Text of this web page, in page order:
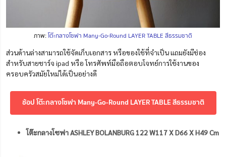
ภาพ:โต๊ะกลางโซฟา Many-Go-Round LAYER TABLE สีธรรมชาติ
ส่วนด้านล่างสามารถใช้จัดเก็บเอกสาร หรือของใช้ที่จำเป็น แถมยังมีช่อง
สำหรับสายชาร์จ ipad หรือ โทรศัพท์มือถือตอบโจทย์การใช้งานของ
ครอบครัวสมัยใหม่ได้เป็นอย่างดี
ช้อป โต๊ะกลางโซฟา Many-Go-Round LAYER TABLE สีธรรมชาติ
โต๊ะกลางโซฟา ASHLEY BOLANBURG 122 W117 X D66 X H49 Cm